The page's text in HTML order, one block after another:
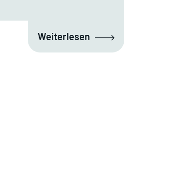
Weiterlesen